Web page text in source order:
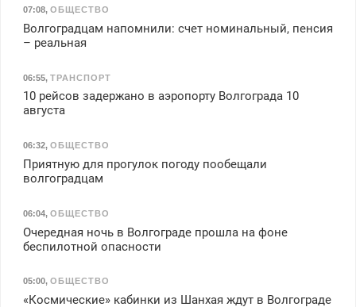
07:08, ОБЩЕСТВО
Волгоградцам напомнили: счет номинальный, пенсия
– реальная
06:55, ТРАНСПОРТ
10 рейсов задержано в аэропорту Волгограда 10
августа
06:32, ОБЩЕСТВО
Приятную для прогулок погоду пообещали
волгоградцам
06:04, ОБЩЕСТВО
Очередная ночь в Волгограде прошла на фоне
беспилотной опасности
05:00, ОБЩЕСТВО
«Космические» кабинки из Шанхая ждут в Волгограде